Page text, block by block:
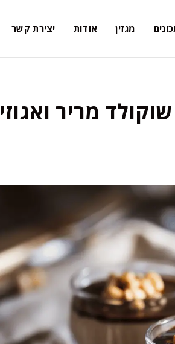
מגזין אודות יצירת קשר
מריר ואגוזי